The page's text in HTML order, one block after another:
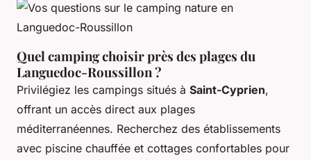
Quel camping choisir près des plages du
Languedoc-Roussillon ?
Privilégiez les campings situés à Saint-Cyprien,
offrant un accès direct aux plages
méditerranéennes. Recherchez des établissements
avec piscine chauffée et cottages confortables pour